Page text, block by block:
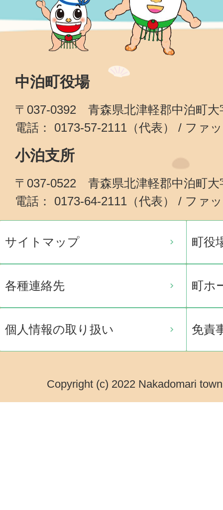
中泊町役場
〒037-0392 青森県北津軽郡中泊町大
電話： 0173-57-2111（代表） / ファ
小泊支所
〒037-0522 青森県北津軽郡中泊町大
電話： 0173-64-2111（代表） / ファ
サイトマップ 町役
各種連絡先 町ホ
個人情報の取り扱い 免責
Copyright (c) 2022 Nakadomari